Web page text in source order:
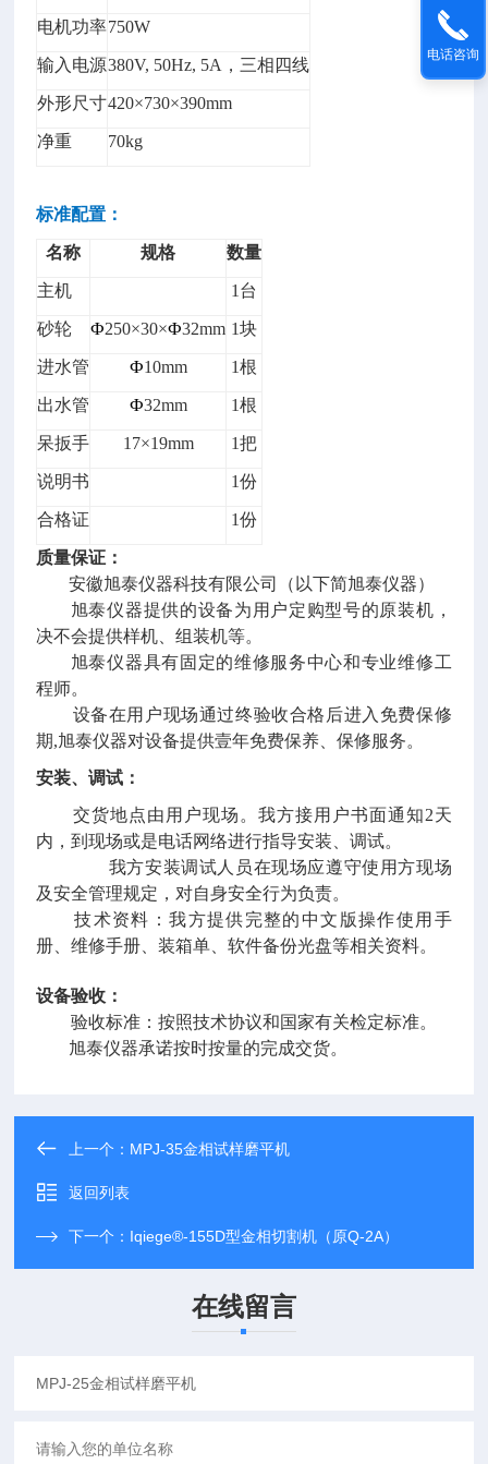
电机功率750W
输入电源380V, 50Hz, 5A，三相四线
外形尺寸420×730×390mm
净重 70kg
标准配置：
名称 规格 数量
主机 1台
砂轮 Ф250×30×Ф32mm 1块
进水管 Ф10mm 1根
出水管 Ф32mm 1根
呆扳手 17×19mm 1把
说明书 1份
合格证 1份
质量保证：
安徽旭泰仪器科技有限公司
（以下简旭泰仪器）
旭泰仪器提供的设备为用户定购型号的原装机，
决不会提供样机、组装机等。
旭泰仪器具有固定的维修服务中心和专业维修工
程师。
设备在用户现场通过终验收合格后进入免费保修
期,旭泰仪器对设备提供壹年免费保养、保修服务。
安装、调试：
交货地点由用户现场。我方接用户书面通知2天
内，到现场或是电话网络进行指导安装、调试。
我方安装调试人员在现场应遵守使用方现场
及安全管理规定，对自身安全行为负责。
技术资料：我方提供完整的中文版操作使用手
册、维修手册、装箱单、软件备份光盘等相关资料。
设备验收：
验收标准：按照技术协议和国家有关检定标准。
旭泰仪器承诺按时按量的完成交货。
上一个： MPJ-35金相试样磨平机
返回列表
下一个： Iqiege®-155D型金相切割机（原Q-2A）
在线留言
电话咨询